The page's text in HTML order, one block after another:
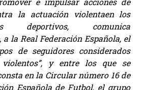
la actuación violentaen los
deportivos, comunica
a la Real Federación Española, el
de seguidores considerados
violentos”, y entre los que se
en la Circular número 16 de
Española de Futbol, el grupo